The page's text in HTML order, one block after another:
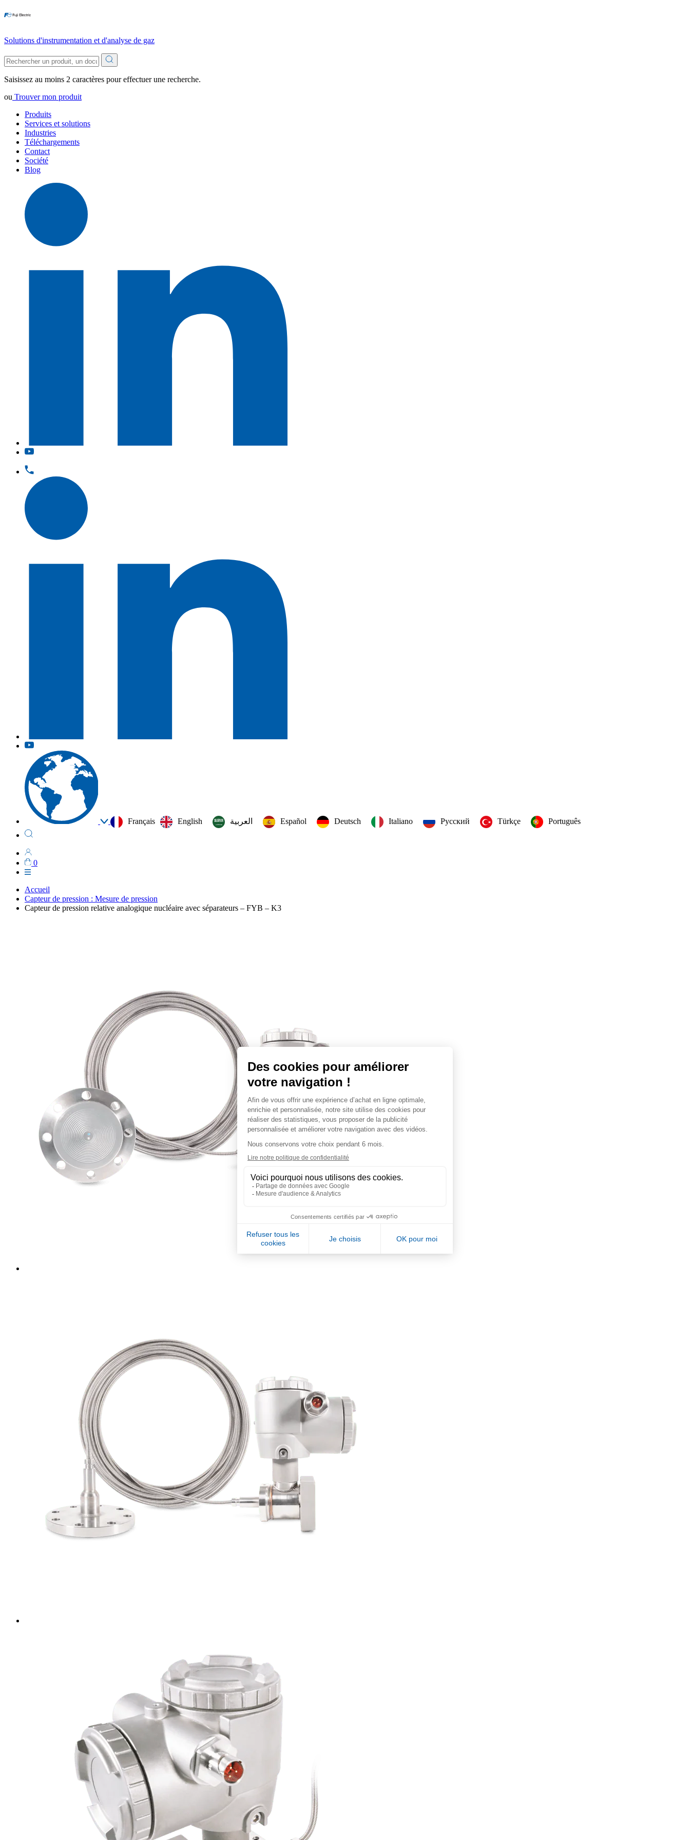
Solutions d'instrumentation et d'analyse de gaz
Saisissez au moins 2 caractères pour effectuer une recherche.
ou Trouver mon produit
Produits
Services et solutions
Industries
Téléchargements
Contact
Société
Blog
Français English العربية‏ Español Deutsch Italiano Русский Türkçe Português
0
Accueil
Capteur de pression : Mesure de pression
Capteur de pression relative analogique nucléaire avec séparateurs – FYB – K3